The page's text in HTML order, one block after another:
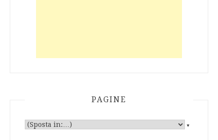
PAGINE
▼